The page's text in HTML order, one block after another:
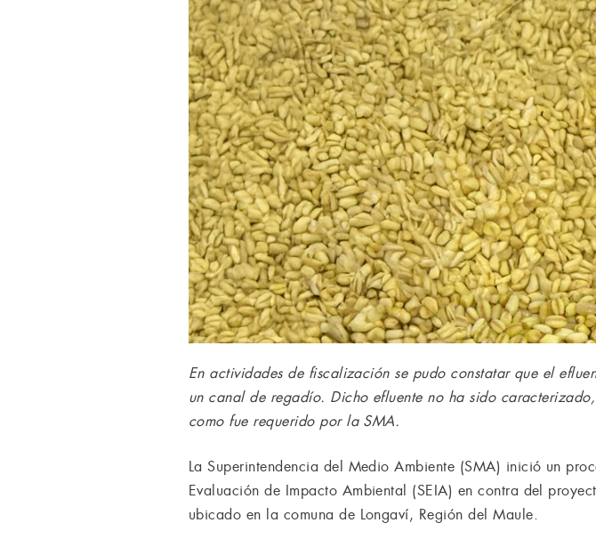
En actividades de fiscalización se pudo constatar que el
un canal de regadío. Dicho efluente no ha sido
como fue requerido por la SMA.
La Superintendencia del Medio Ambiente (SMA) inició un
Evaluación de Impacto Ambiental (SEIA) en contra del
ubicado en la comuna de Longaví, Región del Maule.